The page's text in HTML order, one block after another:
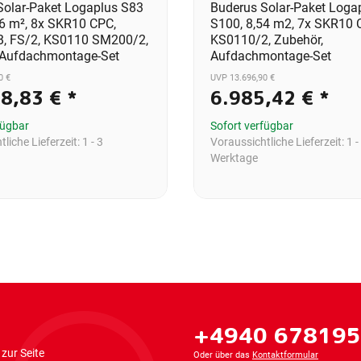
Paket Logaplus S83
m², 8x SKR10 CPC,
FS/2, KS0110 SM200/2,
Set
€
€ *
Lieferzeit: 1 - 3
Buderus Solar-Paket
S100, 8,54 m2, 7x SKR10
KS0110/2, Zubehör,
Aufdachmontage-Set
UVP 13.696,90 €
6.985,42 € *
Sofort verfügbar
Voraussichtliche Lieferzeit: 1
Werktage
Seite
+4940
Oder über das Kontaktformular